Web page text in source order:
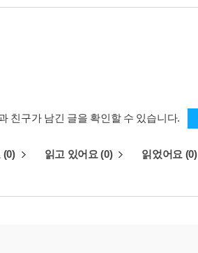
친구가 남긴 글을 확인할 수 있습니다.
(0) 읽고 있어요 (0) 읽었어요 (0)